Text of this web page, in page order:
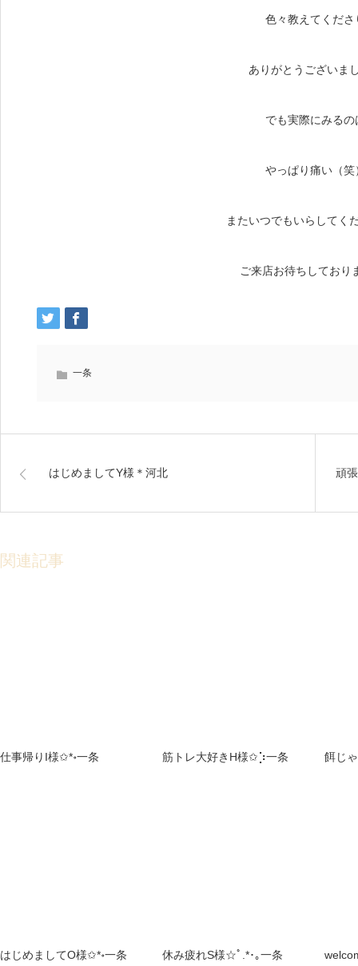
色々教えてくださ
ありがとうございま
でも実際にみるの
やっぱり痛い（笑
またいつでもいらしてく
ご来店お待ちしており
一条
はじめましてY様＊河北 頑
関連記事
仕事帰りI様✩*॰一条 筋トレ大好きH様✩⡱一条 餌じ
はじめましてO様✩*॰一条 休み疲れS様☆ﾟ.*･｡一条